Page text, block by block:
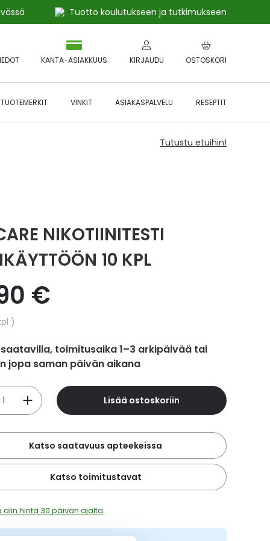
Tuotto koulutukseen ja tutkimukseen
OSTOSKORI
KANTA-ASIAKKUUS KIRJAUDU
TUOTEMERKIT VINKIT ASIAKASPALVELU RESEPTIT
Tutustu etuihin!
NIKOTIINITESTI
10 KPL
€
toimitusaika 1–3 arkipäivää tai
jopa saman päivän aikana
Lisää ostoskoriin
Katso saatavuus apteekeissa
Katso toimitustavat
alin hinta 30 päivän ajalta